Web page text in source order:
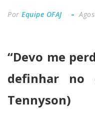
Por Equipe OFAJ
“Devo me
definhar no
Tennyson)